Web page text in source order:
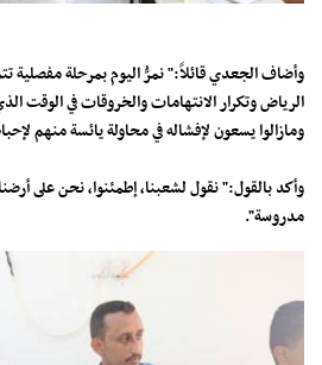
وأضاف الجعدي قائلاً:" نمرُّ اليوم بمرحلة مفصلية
الرياض وتكرار الانتهامات والخروقات في الوقت
ومازالوا يسعون لإفشاله في محاولة يائسة منهم
وأكد بالقول:" نقول لشعبنا، إطمئنوا، نحن على
مدروسة".